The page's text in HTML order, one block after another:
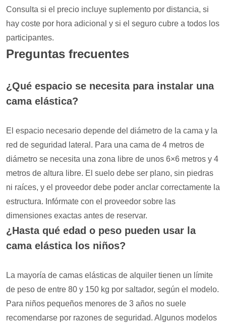
Consulta si el precio incluye suplemento por distancia, si
hay coste por hora adicional y si el seguro cubre a todos los
participantes.
Preguntas frecuentes
¿Qué espacio se necesita para instalar una
cama elástica?
El espacio necesario depende del diámetro de la cama y la
red de seguridad lateral. Para una cama de 4 metros de
diámetro se necesita una zona libre de unos 6×6 metros y 4
metros de altura libre. El suelo debe ser plano, sin piedras
ni raíces, y el proveedor debe poder anclar correctamente la
estructura. Infórmate con el proveedor sobre las
dimensiones exactas antes de reservar.
¿Hasta qué edad o peso pueden usar la
cama elástica los niños?
La mayoría de camas elásticas de alquiler tienen un límite
de peso de entre 80 y 150 kg por saltador, según el modelo.
Para niños pequeños menores de 3 años no suele
recomendarse por razones de seguridad. Algunos modelos